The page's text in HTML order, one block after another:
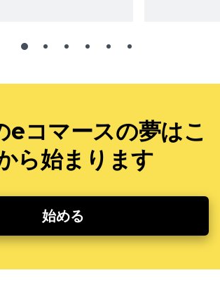
eコマースの夢はこ
ら始まります
始める